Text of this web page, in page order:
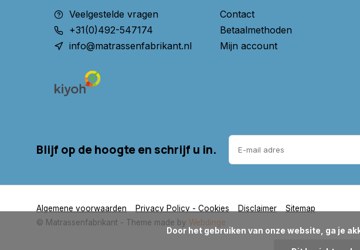
Veelgestelde vragen
+31(0)492-547174
info@matrassenfabrikant.nl
Contact
Betaalmethoden
Mijn account
Blijf op de hoogte en schrijf u in.
Algemene voorwaarden Privacy Policy - Cookies Disclaimer
Sitemap
© Matrassenfabrikant - Theme made by Webdinge